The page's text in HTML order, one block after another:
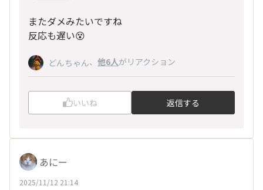
またダメみたいですね
反応も遅い😵
どんちゃん、 他6人がリアクション
いいね 返信する
あにー
2025/11/12 21:14